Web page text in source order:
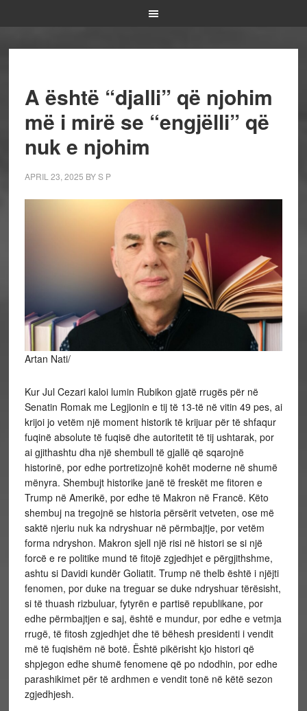
A është “djalli” që njohim
më i mirë se “engjëlli” që
nuk e njohim
APRIL 23, 2025 BYS P
Artan Nati/
Kur Jul Cezari kaloi lumin Rubikon gjatë rrugës për në
Senatin Romak me Legjionin e tij të 13-të në vitin 49 pes, ai
krijoi jo vetëm një moment historik të krijuar për të shfaqur
fuqinë absolute të fuqisë dhe autoritetit të tij ushtarak, por
ai gjithashtu dha një shembull të gjallë që sqarojnë
historinë, por edhe portretizojnë kohët moderne në shumë
mënyra. Shembujt historike janë të freskët me fitoren e
Trump në Amerikë, por edhe të Makron në Francë. Këto
shembuj na tregojnë se historia përsërit vetveten, ose më
saktë njeriu nuk ka ndryshuar në përmbajtje, por vetëm
forma ndryshon. Makron sjell një risi në histori se si një
forcë e re politike mund të fitojë zgjedhjet e përgjithshme,
ashtu si Davidi kundër Goliatit. Trump në thelb është i njëjti
fenomen, por duke na treguar se duke ndryshuar tërësisht,
si të thuash rizbuluar, fytyrën e partisë republikane, por
edhe përmbajtjen e saj, është e mundur, por edhe e vetmja
rrugë, të fitosh zgjedhjet dhe të bëhesh presidenti i vendit
më të fuqishëm në botë. Është pikërisht kjo histori që
shpjegon edhe shumë fenomene që po ndodhin, por edhe
parashikimet për të ardhmen e vendit tonë në këtë sezon
zgjedhjesh.